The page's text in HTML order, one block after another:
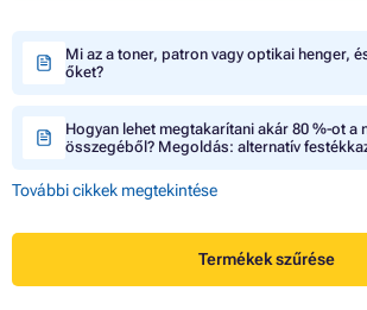
Mi az a toner, patron vagy optikai henger,
őket?
Hogyan lehet megtakarítani akár 80 %-ot a
összegéből? Megoldás: alternatív
További cikkek megtekintése
Termékek szűrése